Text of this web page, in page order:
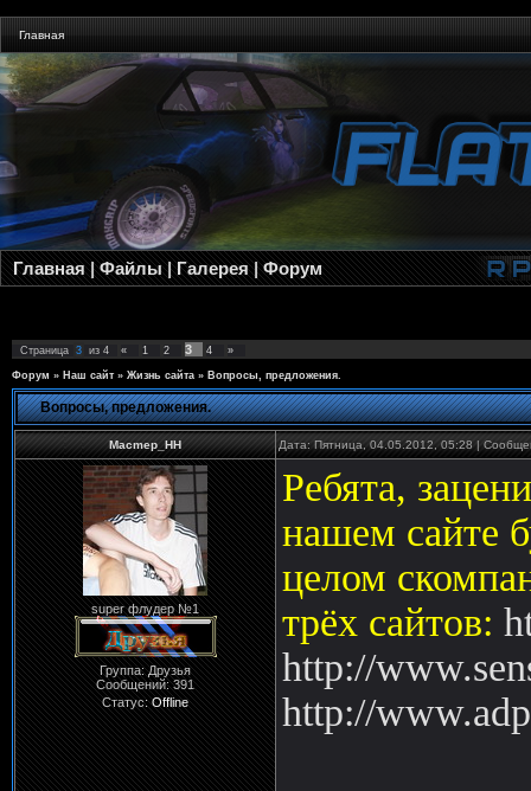
Главная
Главная|Файлы|Галерея|Форум
Страница 3 из 4 « 1 2 3 4 »
Форум » Наш сайт » Жизнь сайта » Вопросы, предложения.
Вопросы, предложения.
Macmep_HH Дата: Пятница, 04.05.2012, 05:28 |
super флудер №1
Группа: Друзья
Сообщений:391
Статус:Offline
Ребята,
нашем сайте
целом
трёх сайтов:
http://
http://